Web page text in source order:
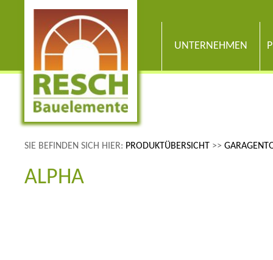
UNTERNEHMEN
SIE BEFINDEN SICH HIER: PRODUKTÜBERSICHT >>
ALPHA